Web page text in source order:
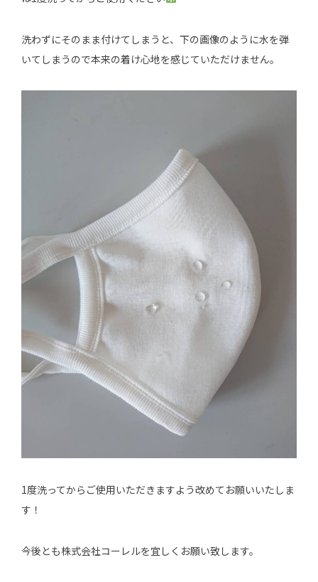
洗わずにそのまま付けてしまうと、下の画像のように水を弾
いてしまうので本来の着け心地を感じていただけません。
1度洗ってからご使用いただきますよう改めてお願いいたしま
す！
今後とも株式会社コーレルを宜しくお願い致します。